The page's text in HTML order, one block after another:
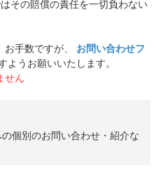
その賠償の責任を一切負わない
手数ですが、
お問い合わせフ
ようお願いいたします。
せん
個別のお問い合わせ・紹介な